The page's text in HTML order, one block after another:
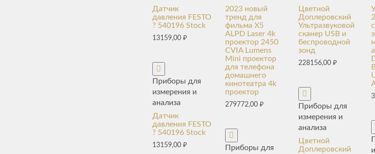
Датчик
давления FESTO
? 540196 Stock
13159,00 ₽
Приборы для
измерения и
анализа
Датчик
давления FESTO
? 540196 Stock
13159,00 ₽
2023 новый
тренд для
фильма X5
ALPD Laser 4k
проектор 2450
CVIA Lumens
Mini проектор
для телефона
домашнего
кинотеатра 4k
проектор
279772,00₽
Приборы для
Цветной
Доплеровский
Ультразвуковой
сканер USB и
беспроводной
зонд
228156,00 ₽
Приборы для
измерения и
анализа
Цветной
Доплеровский